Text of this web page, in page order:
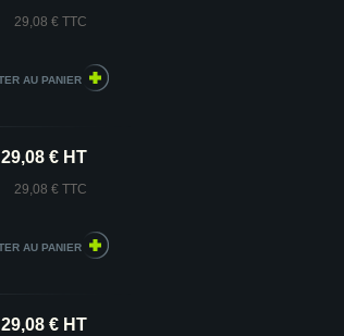
29,08 € TTC
29,08 € HT
29,08 € TTC
29,08 € HT